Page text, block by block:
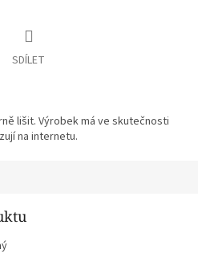
SDÍLET
lišit. Výrobek má ve skutečnosti
na internetu.